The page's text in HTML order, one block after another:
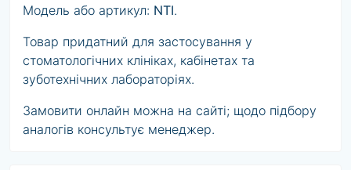
Модель або артикул: NTI.
Товар придатний для застосування у
стоматологічних клініках, кабінетах та
зуботехнічних лабораторіях.
Замовити онлайн можна на сайті; щодо підбору
аналогів консультує менеджер.